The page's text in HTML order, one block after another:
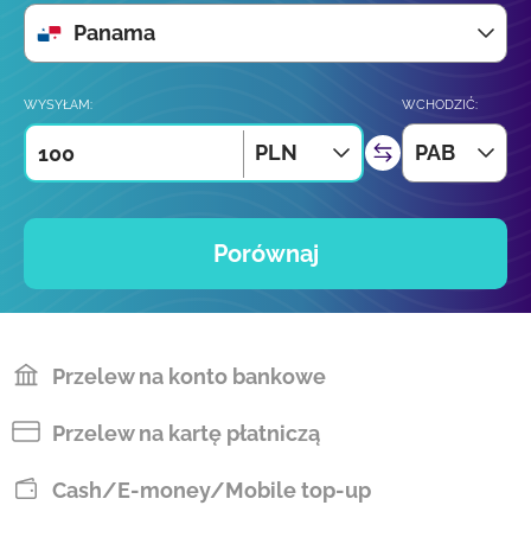
Panama
WYSYŁAM:
PLN
WCHODZIĆ:
PAB
Porównaj
Przelew na konto bankowe
Przelew na kartę płatniczą
Cash/E-money/Mobile top-up